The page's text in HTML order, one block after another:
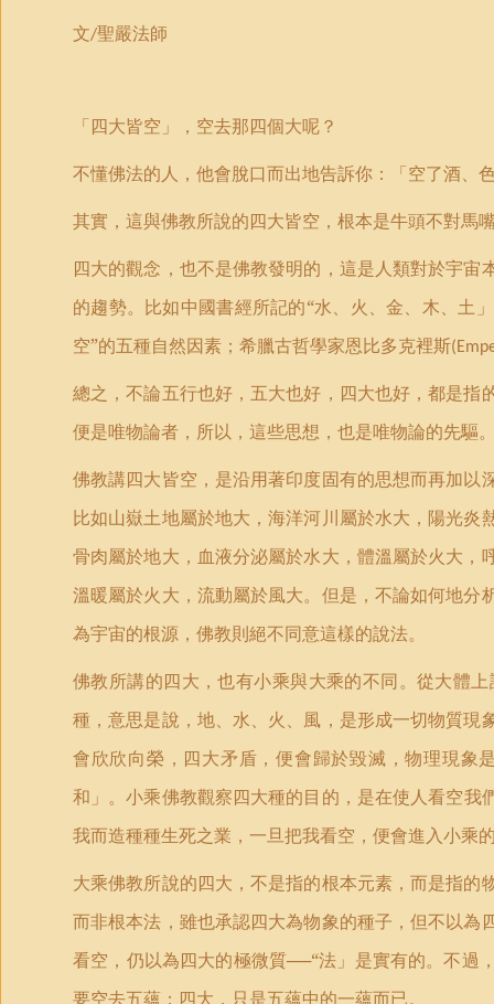
文/聖嚴法師
「四大皆空」，空去那四個大呢？
不懂佛法的人，他會脫口而出地告訴你：「空了酒、
其實，這與佛教所說的四大皆空，根本是牛頭不對馬
四大的觀念，也不是佛教發明的，這是人類對於宇
的趨勢。比如中國書經所記的“水、火、金、木、土 」
空”的五種自然因素；希臘古哲學家恩比多克裡斯
總之，不論五行也好，五大也好，四大也好，都是
便是唯物論者，所以，這些思想，也是唯物論的先驅
佛教講四大皆空，是沿用著印度固有的思想而再加
比如山嶽土地屬於地大，海洋河川屬於水大，陽光
骨肉屬於地大，血液分泌屬於水大，體溫屬於火大
溫暖屬於火大，流動屬於風大。但是，不論如何地
為宇宙的根源，佛教則絕不同意這樣的說法。
佛教所講的四大，也有小乘與大乘的不同。從大體
種，意思是說，地、水、火、風，是形成一切物質
會欣欣向榮，四大矛盾，便會歸於毀滅，物理現象
和 」 。小乘佛教觀察四大種的目的，是在使人看空
我而造種種生死之業，一旦把我看空，便會進入小乘
大乘佛教所說的四大，不是指的根本元素，而是指
而非根本法，雖也承認四大為物象的種子，但不以
看空，仍以為四大的極微質──“法 」 是實有的。不過
要空去五蘊；四大，只是五蘊中的一蘊而已。